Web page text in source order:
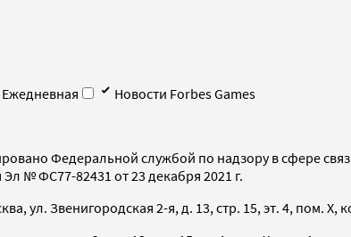
Ежедневная
Новости Forbes Games
Федеральной службой по надзору в сфере
№ ФС77-82431 от 23 декабря 2021 г.
ул. Звенигородская 2-я, д. 13, стр. 15, эт. 4, пом. X,